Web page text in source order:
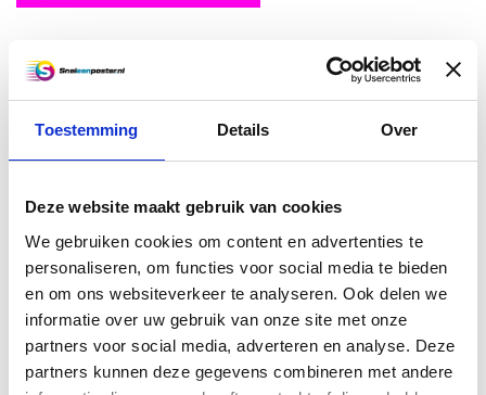
Toestemming Details Over
Deze website maakt gebruik van cookies
We gebruiken cookies om content en advertenties te
personaliseren, om functies voor social media te bieden
en om ons websiteverkeer te analyseren. Ook delen we
informatie over uw gebruik van onze site met onze
partners voor social media, adverteren en analyse. Deze
partners kunnen deze gegevens combineren met andere
Zelf meerdere designs voor uw poster maken en
eenvoudig laten afdrukken
nog twijfelt tussen verschillende variaties, kunt u deze in één
bestelling laten afdrukken. Dit noemen wevariabel printen. Zo ziet
keuze over welke afdruk bij u past. Wanneer u een bepaalde
uw winkel, is het immers wel belangrijk dat deze goed tot zijn
recht komt.Lever de bestanden aan, geef per ontwerp aan
hoeveel stuks u hiervan wilt laten printen en wij gaan voor u aan de
Bestel uw poster online